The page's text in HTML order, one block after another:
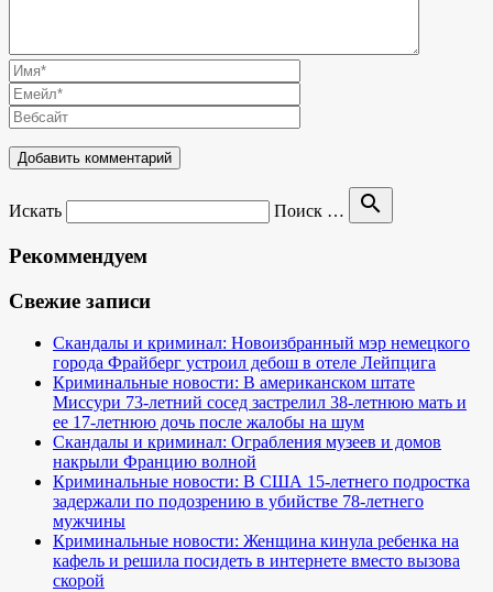
Искать Поиск … search
Рекоммендуем
Свежие записи
Скандалы и криминал: Новоизбранный мэр немецкого
города Фрайберг устроил дебош в отеле Лейпцига
Криминальные новости: В американском штате
Миссури 73-летний сосед застрелил 38-летнюю мать и
ее 17-летнюю дочь после жалобы на шум
Скандалы и криминал: Ограбления музеев и домов
накрыли Францию волной
Криминальные новости: В США 15-летнего подростка
задержали по подозрению в убийстве 78-летнего
мужчины
Криминальные новости: Женщина кинула ребенка на
кафель и решила посидеть в интернете вместо вызова
скорой